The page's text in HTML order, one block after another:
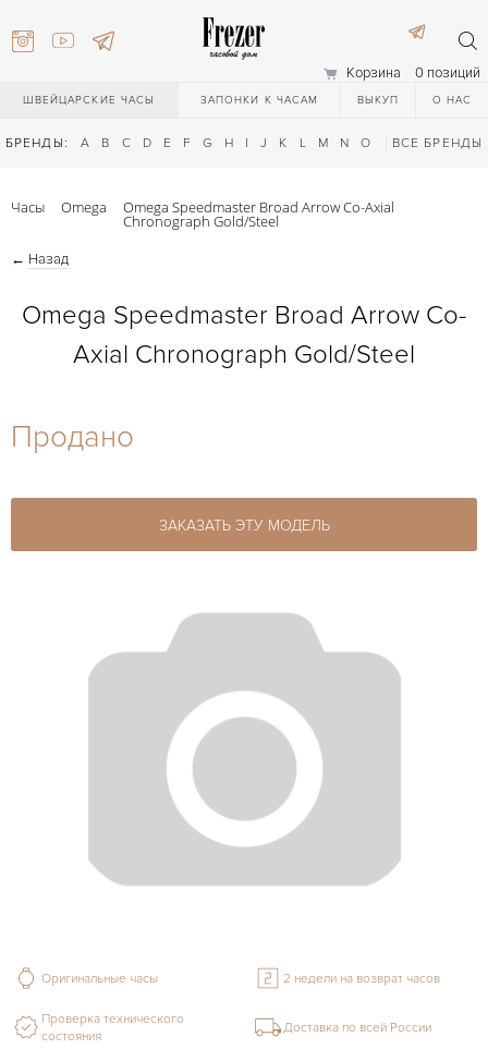
Корзина 0 позиций
ШВЕЙЦАРСКИЕ ЧАСЫ ЗАПОНКИ К ЧАСАМ ВЫКУП О НАС
БРЕНДЫ: A B C D E F G H I J K L M N O Q R S T
ВСЕ БРЕНДЫ
27-44
Часы Omega Omega Speedmaster Broad Arrow Co-Axial
Chronograph Gold/Steel
← Назад
Omega Speedmaster Broad Arrow Co-
Axial Chronograph Gold/Steel
Продано
ЗАКАЗАТЬ ЭТУ МОДЕЛЬ
Оригинальные часы 2 недели на возврат часов
Проверка технического
состояния
Доставка по всей России